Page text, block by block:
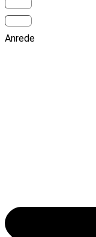
Anrede